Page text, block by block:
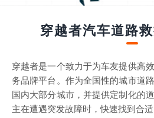
穿越者汽车道路
穿越者是一个致力于为车友提供高
务品牌平台。作为全国性的城市道
国内大部分城市，并提供定制化的
主在遭遇突发故障时，快速找到合适